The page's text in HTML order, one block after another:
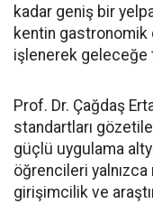
kadar geniş bir
kentin gastronomik
işlenerek geleceğe
Prof. Dr. Çağdaş
standartları
güçlü uygulama
öğrencileri
girişimcilik ve